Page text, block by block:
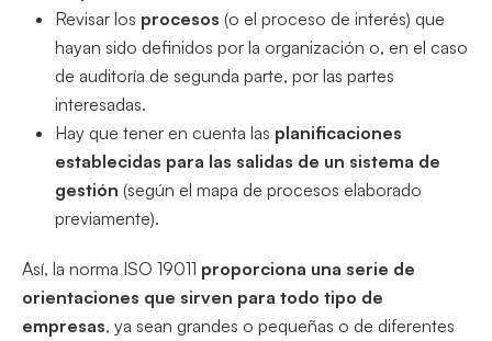
Revisar los procesos (o el proceso de interés) que
hayan sido definidos por la organización o, en el caso
de auditoría de segunda parte, por las partes
interesadas.
Hay que tener en cuenta las planificaciones
establecidas para las salidas de un sistema de
gestión (según el mapa de procesos elaborado
previamente).
Así, la norma ISO 19011 proporciona una serie de
orientaciones que sirven para todo tipo de
empresas, ya sean grandes o pequeñas o de diferentes